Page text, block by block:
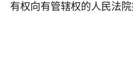
有权向有管辖权的人民法院